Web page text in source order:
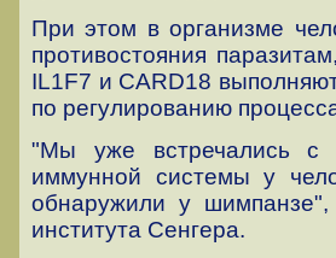
При этом в организме
противостояния
IL1F7 и CARD18
по регулированию
"Мы уже встречались с
иммунной системы у
обнаружили у
института Сенгера.